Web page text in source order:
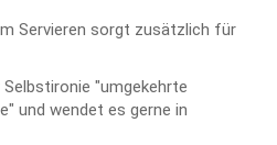
Servieren sorgt zusätzlich für
"umgekehrte
und wendet es gerne in